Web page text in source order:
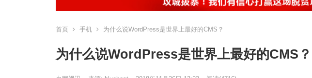
首页 手机 为什么说WordPress是世界上最好的CMS？
为什么说WordPress是世界上最好的CMS？